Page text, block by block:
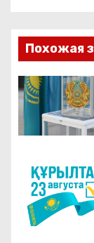
в
и
г
а
и
я
Похожая